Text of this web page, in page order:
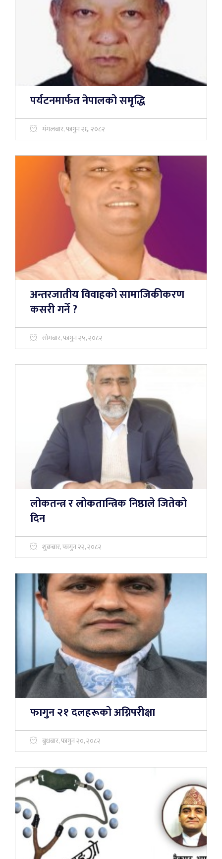
पर्यटनमार्फत नेपालको समृद्धि
मंगलबार, फागुन २६, २०८२
अन्तरजातीय विवाहको सामाजिकीकरण
कसरी गर्ने ?
सोमबार, फागुन २५, २०८२
लोकतन्त्र र लोकतान्त्रिक निष्ठाले जितेको
दिन
शुक्रबार, फागुन २२, २०८२
फागुन २१ दलहरूको अग्निपरीक्षा
बुधबार, फागुन २०, २०८२